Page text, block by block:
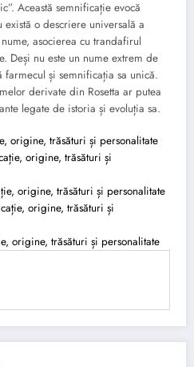
Această semnificație evocă
există o descriere universală a
asocierea cu trandafirul
Deși nu este un nume extrem de
farmecul și semnificația sa unică.
derivate din Rosetta ar putea
legate de istoria și evoluția sa.
origine, trăsături și personalitate
origine, trăsături și
origine, trăsături și personalitate
origine, trăsături și
origine, trăsături și personalitate